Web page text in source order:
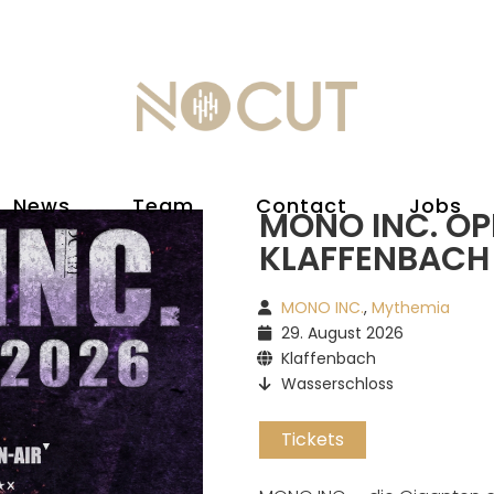
News Team Contact Jobs
MONO INC.
MONO INC.,Mythemia
29. August 2026
Klaffenbach
Wasserschloss
Tickets